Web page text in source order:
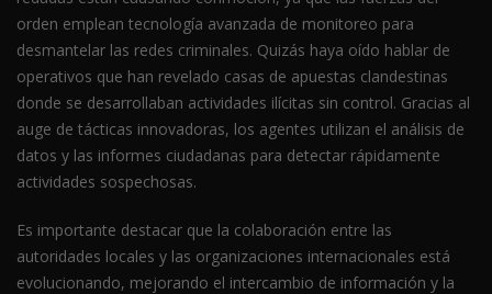
orden emplean tecnología avanzada de monitoreo para
desmantelar las redes criminales. Quizás haya oído hablar de
operativos que han revelado casas de apuestas clandestinas
donde se desarrollaban actividades ilícitas sin control. Gracias al
auge de tácticas innovadoras, los agentes utilizan el análisis de
datos y las informes ciudadanas para detectar rápidamente
actividades sospechosas.
Es importante destacar que la colaboración entre las
autoridades locales y las organizaciones internacionales está
evolucionando, mejorando el intercambio de información y la